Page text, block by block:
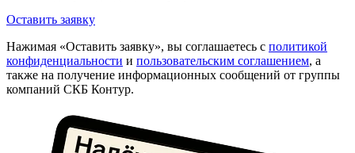
Оставить заявку
Нажимая «Оставить заявку», вы соглашаетесь с политикой
конфиденциальности и пользовательским соглашением, а
также на получение информационных сообщений от группы
компаний СКБ Контур.